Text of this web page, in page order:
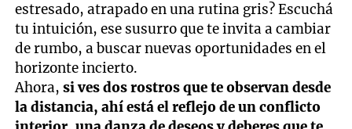
estresado, atrapado en una rutina gris? Escuchá
tu intuición, ese susurro que te invita a cambiar
de rumbo, a buscar nuevas oportunidades en el
horizonte incierto.
Ahora,si ves dos rostros que te observan desde
la distancia, ahí está el reflejo de un conflicto